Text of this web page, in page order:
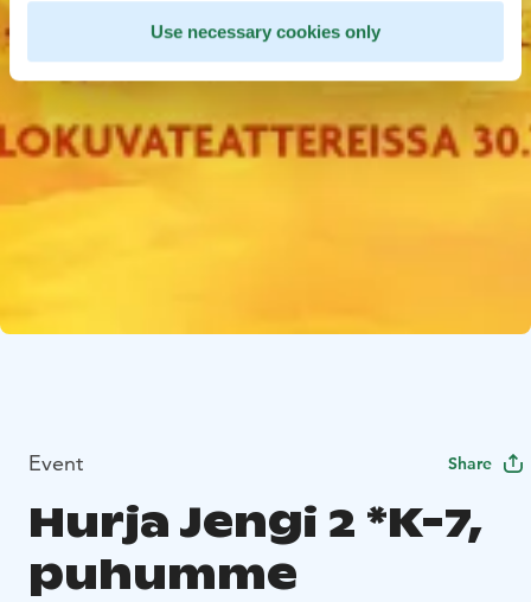
Use necessary cookies only
Event Share
Hurja Jengi 2 *K-7,
puhumme